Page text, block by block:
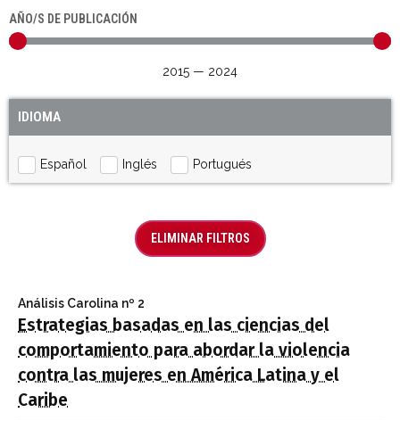
AÑO/S DE PUBLICACIÓN
2015 — 2024
IDIOMA
Español Inglés Portugués
ELIMINAR FILTROS
Análisis Carolina nº 2
Estrategias basadas en las ciencias del
comportamiento para abordar la violencia
contra las mujeres en América Latina y el
Caribe